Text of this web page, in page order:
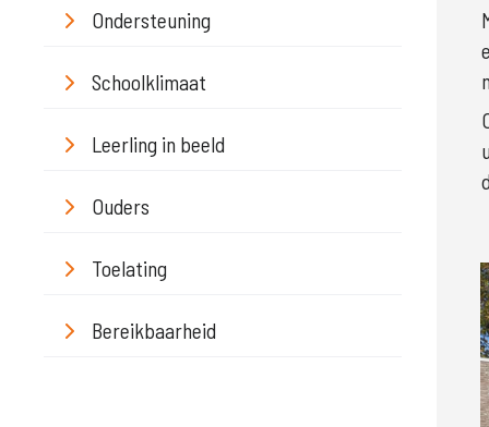
Ondersteuning
Schoolklimaat
Leerling in beeld
Ouders
Toelating
Bereikbaarheid